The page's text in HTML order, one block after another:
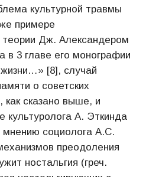
культурной травмы
примере
Дж. Александером
в 3 главе его монографии
[8], случай
о советских
как сказано выше, и
культуролога А. Эткинда
мнению социолога А.С.
преодоления
ностальгия (греч.